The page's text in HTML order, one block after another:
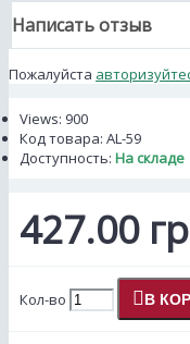
Написать отзыв
Пожалуйста
Views: 900
Код товара: AL-59
Доступность: На складе
427.00
Кол-во В